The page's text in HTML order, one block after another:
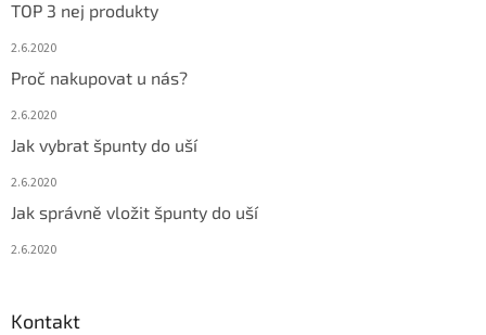
TOP 3 nej produkty
2.6.2020
Proč nakupovat u nás?
2.6.2020
Jak vybrat špunty do uší
2.6.2020
Jak správně vložit špunty do uší
2.6.2020
Kontakt